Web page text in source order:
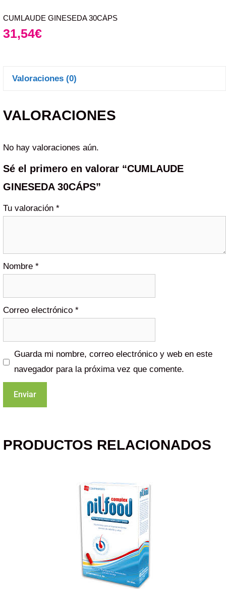
CUMLAUDE GINESEDA 30CÁPS
31,54€
Valoraciones (0)
VALORACIONES
No hay valoraciones aún.
Sé el primero en valorar “CUMLAUDE
GINESEDA 30CÁPS”
Tu valoración *
Nombre *
Correo electrónico *
Guarda mi nombre, correo electrónico y web en este
navegador para la próxima vez que comente.
PRODUCTOS RELACIONADOS